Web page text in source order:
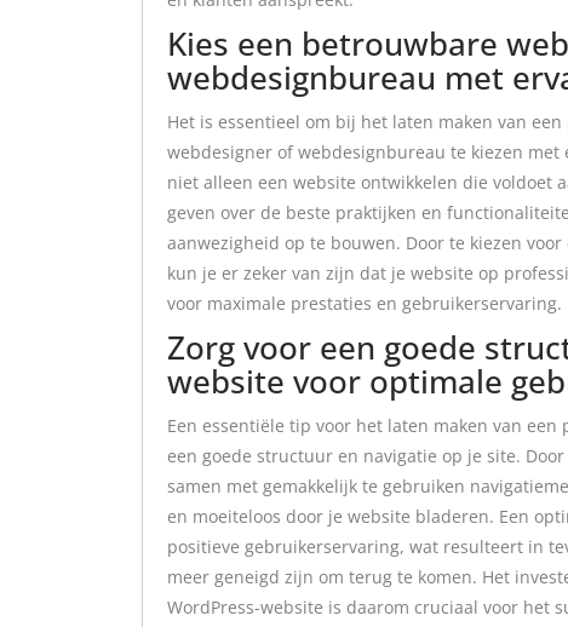
Kies een betrouwbare
webdesignbureau met
Het is essentieel om bij het laten maken van
webdesigner of webdesignbureau te kiezen
niet alleen een website ontwikkelen die voldoet
geven over de beste praktijken en
aanwezigheid op te bouwen. Door te kiezen
kun je er zeker van zijn dat je website op
voor maximale prestaties en gebruikerservaring.
Zorg voor een goede
website voor optimale
Een essentiële tip voor het laten maken van
een goede structuur en navigatie op je site.
samen met gemakkelijk te gebruiken
en moeiteloos door je website bladeren. Een
positieve gebruikerservaring, wat resulteert in
meer geneigd zijn om terug te komen. Het
WordPress-website is daarom cruciaal voor het